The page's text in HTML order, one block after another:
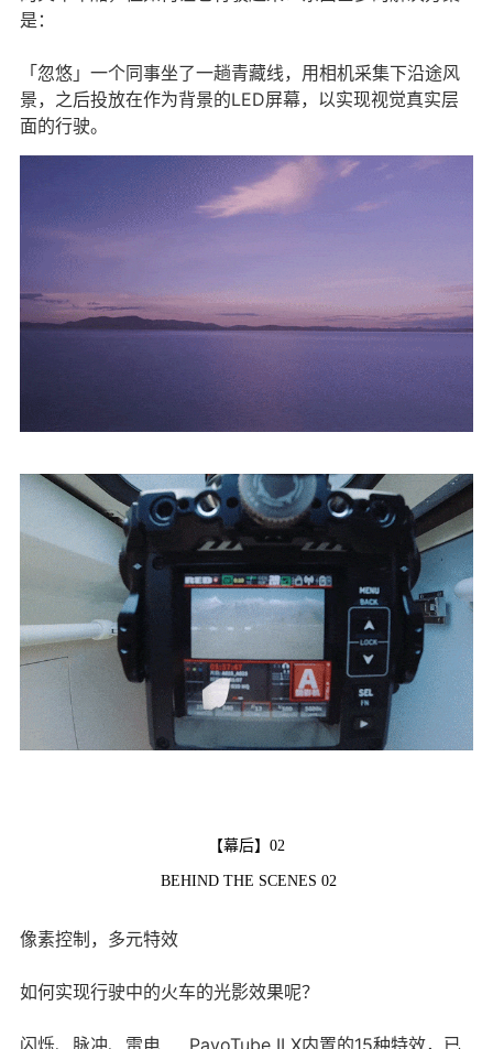
是：
「忽悠」一个同事坐了一趟青藏线，用相机采集下沿途风
景，之后投放在作为背景的LED屏幕，以实现视觉真实层
面的行驶。
【幕后】02
BEHIND THE SCENES 02
像素控制，多元特效
如何实现行驶中的火车的光影效果呢？